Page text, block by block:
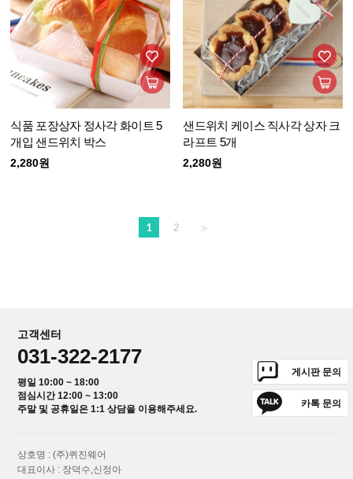
식품 포장상자 정사각 화이트 5
개입 샌드위치 박스
2,280원
샌드위치 케이스 직사각 상자 크
라프트 5개
2,280원
1 2
고객센터
031-322-2177
평일 10:00 ~ 18:00
점심시간 12:00 ~ 13:00
주말 및 공휴일은 1:1 상담을 이용해주세요.
게시판 문의
카톡 문의
상호명 : (주)퀴진웨어
대표이사 : 장덕수,신정아